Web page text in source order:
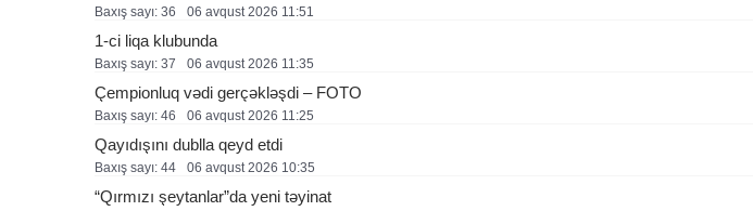
Baxış sayı: 36 06 avqust 2026 11:51
1-ci liqa klubunda
Baxış sayı: 37 06 avqust 2026 11:35
Çempionluq vədi gerçəkləşdi – FOTO
Baxış sayı: 46 06 avqust 2026 11:25
Qayıdışını dublla qeyd etdi
Baxış sayı: 44 06 avqust 2026 10:35
“Qırmızı şeytanlar”da yeni təyinat